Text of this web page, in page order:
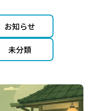
お知らせ
未分類